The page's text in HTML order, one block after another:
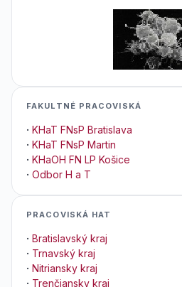
FAKULTNÉ PRACOVISKÁ
· KHaT FNsP Bratislava
· KHaT FNsP Martin
· KHaOH FN LP Košice
· Odbor H a T
PRACOVISKÁ HAT
· Bratislavský kraj
· Trnavský kraj
· Nitriansky kraj
· Trenčiansky kraj